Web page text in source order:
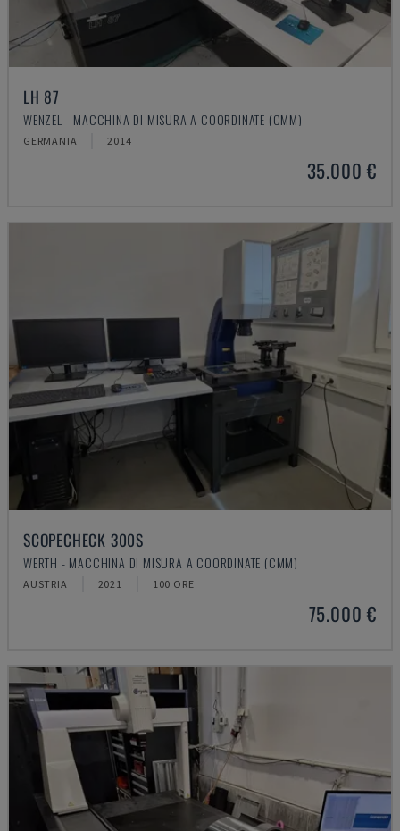
LH 87
WENZEL - MACCHINA DI MISURA A COORDINATE (CMM)
GERMANIA 2014
35.000 €
SCOPECHECK 300S
WERTH - MACCHINA DI MISURA A COORDINATE (CMM)
AUSTRIA 2021 100 ORE
75.000 €